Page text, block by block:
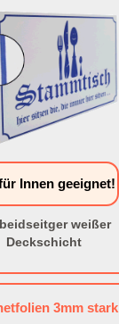
Innen geeignet!
weißer
Deckschicht
3mm stark